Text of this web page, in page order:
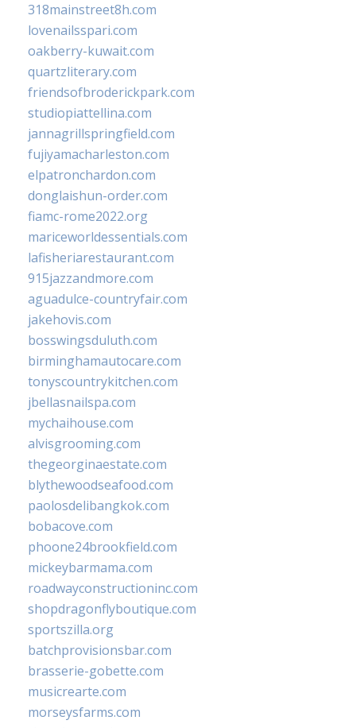
318mainstreet8h.com
lovenailsspari.com
oakberry-kuwait.com
quartzliterary.com
friendsofbroderickpark.com
studiopiattellina.com
jannagrillspringfield.com
fujiyamacharleston.com
elpatronchardon.com
donglaishun-order.com
fiamc-rome2022.org
mariceworldessentials.com
lafisheriarestaurant.com
915jazzandmore.com
aguadulce-countryfair.com
jakehovis.com
bosswingsduluth.com
birminghamautocare.com
tonyscountrykitchen.com
jbellasnailspa.com
mychaihouse.com
alvisgrooming.com
thegeorginaestate.com
blythewoodseafood.com
paolosdelibangkok.com
bobacove.com
phoone24brookfield.com
mickeybarmama.com
roadwayconstructioninc.com
shopdragonflyboutique.com
sportszilla.org
batchprovisionsbar.com
brasserie-gobette.com
musicrearte.com
morseysfarms.com